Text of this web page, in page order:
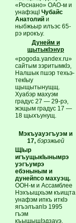
«Роснано» ОАО-м и
унафэщIЧубайс
Анатолий и
ныбжьыр илъэс 65-
рэ ирокъу.
Дунейм и
щытыкIэнур
«pogoda.yandex.ru»
сайтым зэритымкIэ,
Налшык пшэр техьэ-
текIыу
щыщытынущщ.
Хуабэр махуэм
градус 27 — 29-рэ,
жэщым градус 17 —
18 щыхъунущ.
Мэкъуауэгъуэм и
17, бэрэжьей
ЩIыр
игъущыкIынымрэ
уэгъумрэ
ебэныным и
дунейпсо махуэщ.
ООН-м и Ассамблее
Нэхъыщхьэм къищта
унафэм ипкъ иткIэ
ягъэлъапIэ 1995
гъэм
къыщыщIэдзауэ.